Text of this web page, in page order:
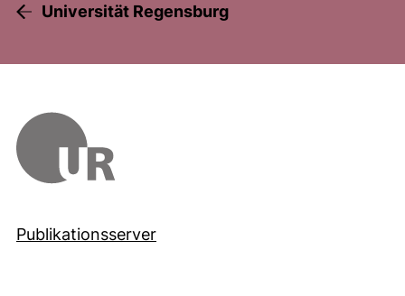
Universität Regensburg
Publikationsserver